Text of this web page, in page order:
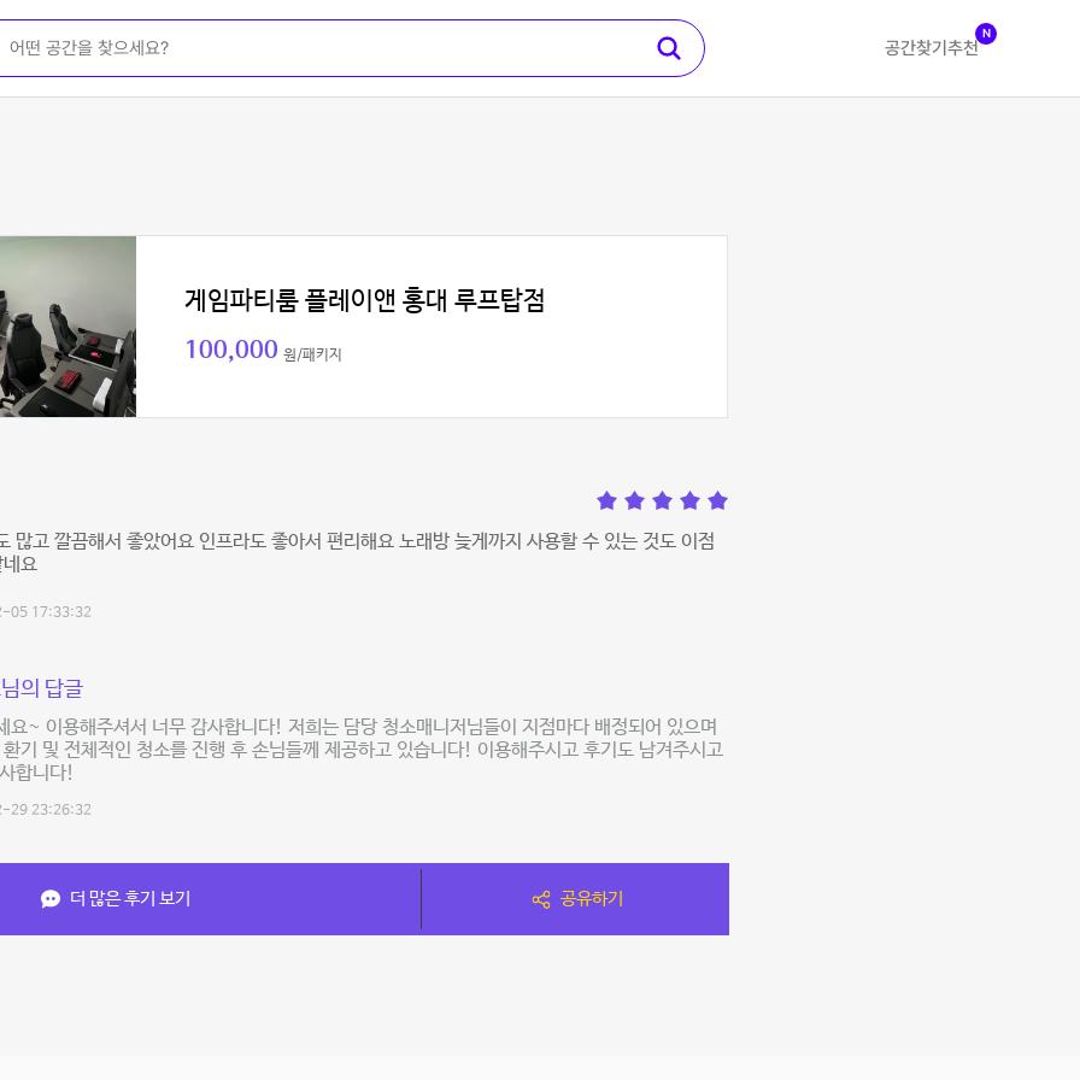
공간찾기 추천
N
게임파티룸 플레이앤 홍대 루프탑점
100,000 원/패키지
많고 깔끔해서 좋았어요 인프라도 좋아서 편리해요 노래방 늦게까지 사용할 수 있는 것도 이점
요
05 17:33:32
의 답글
요~ 이용해주셔서 너무 감사합니다! 저희는 담당 청소매니저님들이 지점마다 배정되어 있으며
기 및 전체적인 청소를 진행 후 손님들께 제공하고 있습니다! 이용해주시고 후기도 남겨주시고
합니다!
29 23:26:32
더 많은 후기 보기 공유하기